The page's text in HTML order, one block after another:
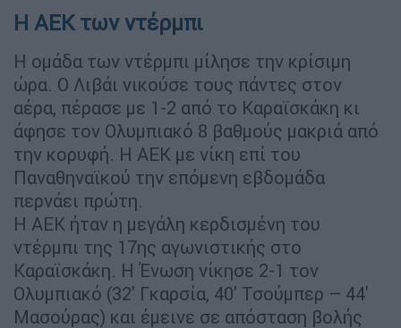
Η ΑΕΚ των ντέρμπι
Η ομάδα των ντέρμπι μίλησε την κρίσιμη
ώρα. Ο Λιβάι νικούσε τους πάντες στον
αέρα, πέρασε με 1-2 από το Καραϊσκάκη κι
άφησε τον Ολυμπιακό 8 βαθμούς μακριά από
την κορυφή. Η ΑΕΚ με νίκη επί του
Παναθηναϊκού την επόμενη εβδομάδα
περνάει πρώτη.
Η ΑΕΚ ήταν η μεγάλη κερδισμένη του
ντέρμπι της 17ης αγωνιστικής στο
Καραϊσκάκη. Η Ένωση νίκησε 2-1 τον
Ολυμπιακό (32' Γκαρσία, 40' Τσούμπερ – 44'
Μασούρας) και έμεινε σε απόσταση βολής